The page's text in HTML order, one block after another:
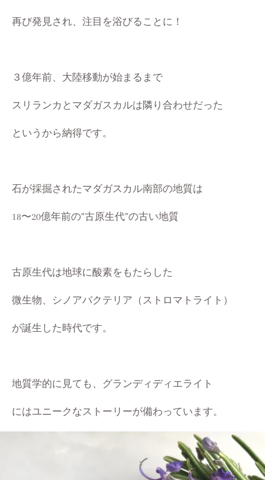
再び発見され、注目を浴びることに！
３億年前、 大陸移動が始まるまで
スリランカとマダガスカルは隣り合わせだった
というから納得です。
石が採掘されたマダガスカル南部の地質は
18〜20億年前の”古原生代”の古い地質
古原生代は地球に酸素をもたらした
微生物、シノアバクテリア（ストロマトライト）
が誕生した時代です。
地質学的に見ても、グランディディエライト
にはユニークなストーリーが備わっています。